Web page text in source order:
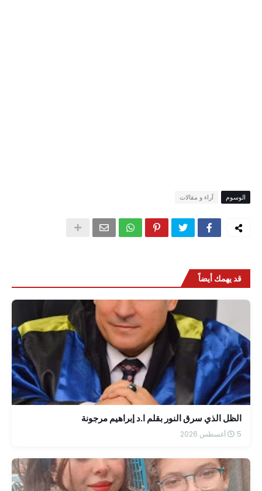
الوسوم آراء و مقالات
قد يهمك أيضاً
الظل الذي سرق النور بقلم ا.د إبراهيم مرجونة
5 أغسطس 2026